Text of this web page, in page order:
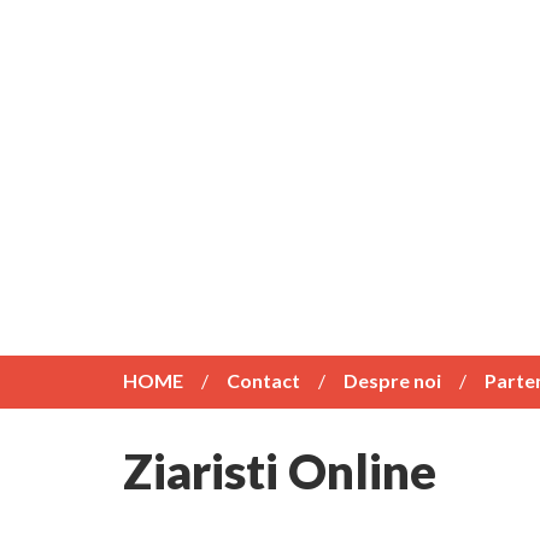
HOME Contact Despre noi
Ziaristi Online